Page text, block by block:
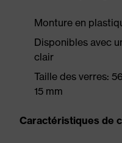
Monture en
Disponibles avec
clair
Taille des verres:
15 mm
Caractéristiques de